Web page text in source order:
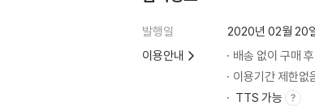
가이아와의 공존 … 197
자본과 부의 나눔 … 206
발행일
2020년 02월 20
이용안내
배송 없이 구매
이용기간 제한없
TTS 가능